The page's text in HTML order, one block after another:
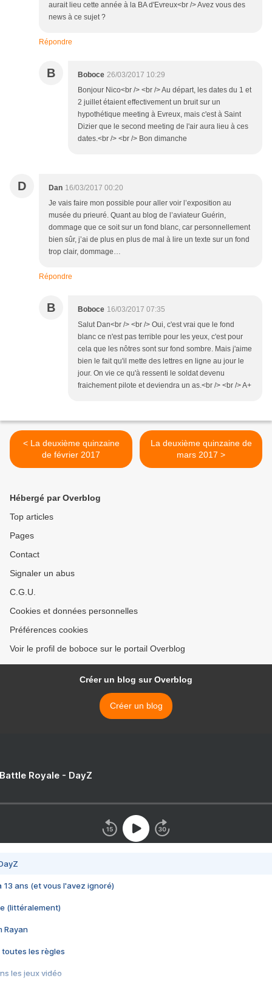
aurait lieu cette année à la BA d'Evreux<br /> Avez vous des
news à ce sujet ?
Répondre
B Boboce 26/03/2017 10:29
Bonjour Nico<br /> <br /> Au départ, les dates du 1 et
2 juillet étaient effectivement un bruit sur un
hypothétique meeting à Evreux, mais c'est à Saint
Dizier que le second meeting de l'air aura lieu à ces
dates.<br /> <br /> Bon dimanche
D Dan 16/03/2017 00:20
Je vais faire mon possible pour aller voir l’exposition au
musée du prieuré. Quant au blog de l’aviateur Guérin,
dommage que ce soit sur un fond blanc, car personnellement
bien sûr, j’ai de plus en plus de mal à lire un texte sur un fond
trop clair, dommage…
Répondre
B Boboce 16/03/2017 07:35
Salut Dan<br /> <br /> Oui, c'est vrai que le fond
blanc ce n'est pas terrible pour les yeux, c'est pour
cela que les nôtres sont sur fond sombre. Mais j'aime
bien le fait qu'il mette des lettres en ligne au jour le
jour. On vie ce qu'à ressenti le soldat devenu
fraichement pilote et deviendra un as.<br /> <br /> A+
< La deuxième quinzaine
de février 2017
La deuxième quinzaine de
mars 2017 >
Hébergé par Overblog
Top articles
Pages
Contact
Signaler un abus
C.G.U.
Cookies et données personnelles
Préférences cookies
Voir le profil de boboce sur le portail Overblog
Créer un blog sur Overblog
Créer un blog
Royale - DayZ
13 ans (et vous l'avez ignoré)
(littéralement)
Rayan
toutes les règles
les jeux vidéo